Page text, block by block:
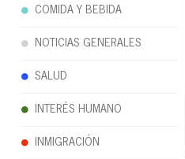
COMIDA Y BEBIDA
NOTICIAS GENERALES
SALUD
INTERÉS HUMANO
INMIGRACIÓN